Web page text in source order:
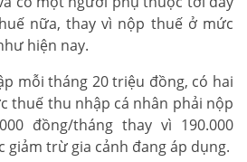
nữa, thay vì nộp thuế ở mức
hiện nay.
mỗi tháng 20 triệu đồng, có hai
thuế thu nhập cá nhân phải nộp
đồng/tháng thay vì 190.000
trừ gia cảnh đang áp dụng.